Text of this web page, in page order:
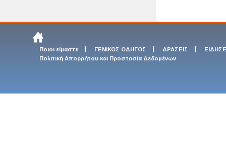
Ποιοι είμαστε ΓΕΝΙΚΟΣ ΟΔΗΓΟΣ ΔΡΑΣΕΙΣ
Πολιτική Απορρήτου και Προστασία Δεδομένων